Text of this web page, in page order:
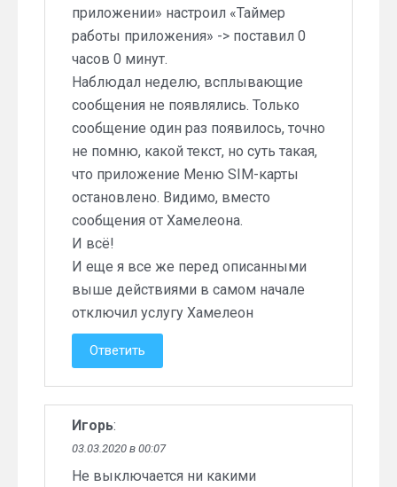
приложении» настроил «Таймер
работы приложения» -> поставил 0
часов 0 минут.
Наблюдал неделю, всплывающие
сообщения не появлялись. Только
сообщение один раз появилось, точно
не помню, какой текст, но суть такая,
что приложение Меню SIM-карты
остановлено. Видимо, вместо
сообщения от Хамелеона.
И всё!
И еще я все же перед описанными
выше действиями в самом начале
отключил услугу Хамелеон
Ответить
Игорь:
03.03.2020 в 00:07
Не выключается ни какими